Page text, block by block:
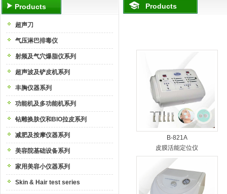
Products
超声刀
气压淋巴排毒仪
射频及气穴爆脂仪系列
超声波及铲皮机系列
丰胸仪器系列
功能机及多功能机系列
钻雕换肤仪和BIO拉皮系列
减肥及按摩仪器系列
美容院基础设备系列
家用美容小仪器系列
Skin & Hair test series
Products
B-821A
皮膜活能定位仪